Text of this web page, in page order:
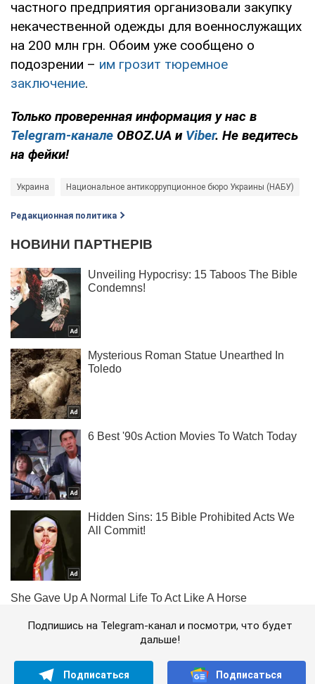
частного предприятия организовали закупку
некачественной одежды для военнослужащих
на 200 млн грн. Обоим уже сообщено о
подозрении – им грозит тюремное
заключение.
Только проверенная информация у нас в
Telegram-канале OBOZ.UA и Viber. Не ведитесь
на фейки!
Украина Национальное антикоррупционное бюро Украины (НАБУ)
Редакционная политика
Подпишись на Telegram-канал и посмотри, что будет
дальше!
Подписаться Подписаться